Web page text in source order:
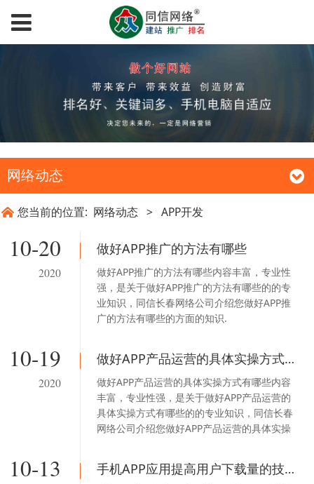
网络动态
您当前的位置: 网络动态 > APP开发
10-20
2020
做好APP推广的方法有哪些
做好APP推广的方法有哪些内容丰富，专业性
强，是关于做好APP推广的方法有哪些的的专
业知识，同信长春网络公司介绍您做好APP推
广的方法有哪些的方面的知识.
10-19
2020
做好APP产品运营的具体实操方式有哪些
做好APP产品运营的具体实操方式有哪些内容
丰富，专业性强，是关于做好APP产品运营的
具体实操方式有哪些的的专业知识，同信长春
网络公司介绍您做好APP产品运营的具体实操
10-13 手机APP应用提高用户下载量的技巧有哪些